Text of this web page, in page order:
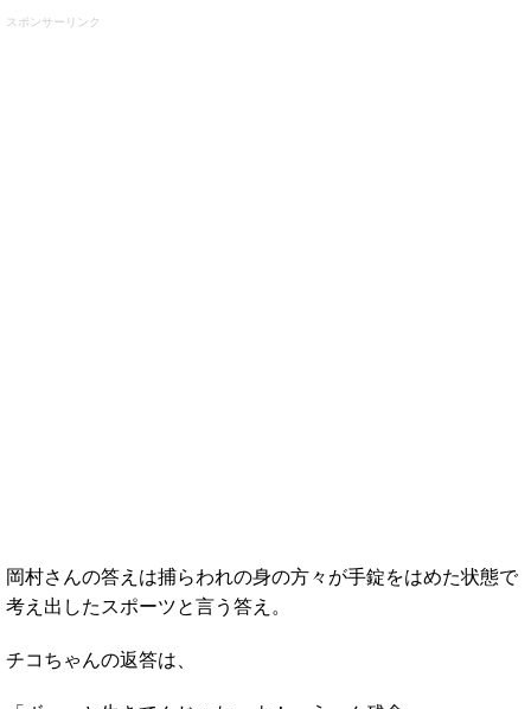
スポンサーリンク
岡村さんの答えは捕らわれの身の方々が手錠をはめた状態で
考え出したスポーツと言う答え。
チコちゃんの返答は、